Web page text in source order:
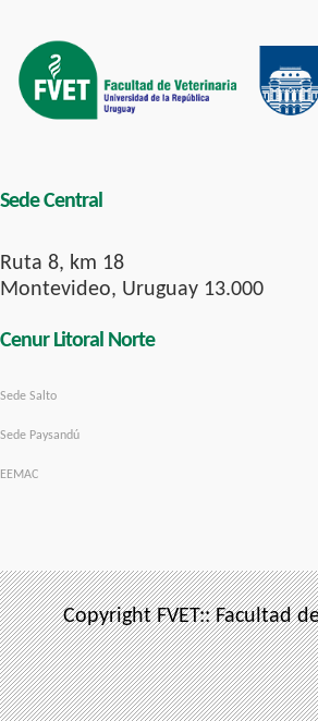
Sede Central
Ruta 8, km 18
Montevideo, Uruguay 13.000
Cenur Litoral Norte
Sede Salto
Sede Paysandú
EEMAC
Copyright FVET:: Facultad